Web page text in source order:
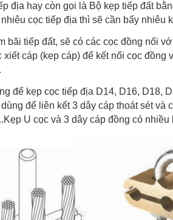
địa hay còn gọi là Bộ kẹp tiếp đất
cọc tiếp địa thì sẽ cần bấy nhiêu
bãi tiếp đất, sẽ có các cọc đồng nối
xiết cáp (kẹp cáp) để kết nối cọc
để kẹp cọc tiếp địa D14, D16, D18,
để liên kết 3 dây cáp thoát sét và
U cọc và 3 dây cáp đồng có